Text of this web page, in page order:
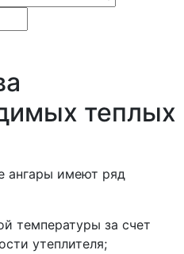
теплых
ангары имеют ряд
температуры за счет
утеплителя;